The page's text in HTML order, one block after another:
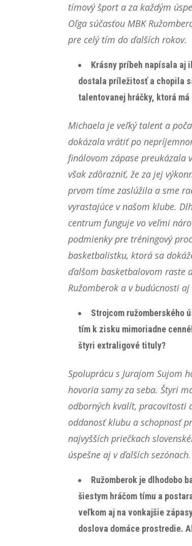
tímový šport a za každým
Oľga súčasťou MBK
pre celý tím do ďalších rokov.
Krásny príbeh napísala aj
dostala príležitosť a chopila
talentovanej hráčky, ktorá
Michaela je veľký talent a
dokázala vrátiť po
finálovom zápase preukázala
však zdôrazniť, že za jej
prvom tíme zaslúžila a sme
vyrastajúce v našom klube.
centrum funguje vo veľmi
podmienky pre tréningový
basketbalistku, ktorá sa
ďalšom basketbalovom raste
Ružomberok a v budúcnosti
Strojcom ružomberského
tím k zisku mimoriadne
štyri extraligové tituly?
Spoluprácu s Jurajom Sujom
hovoria samy za seba. Štyri
odborných kvalít, pracovitosti
oddanosť klubu a schopnosť
najvyšších priečkach
úspešne aj v ďalších sezónach.
Ružomberok je dlhodobo
šiestym hráčom tímu a
veľkom aj na vonkajšie
doslova domáce prostredie.